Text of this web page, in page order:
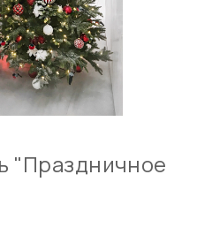
"Праздничное